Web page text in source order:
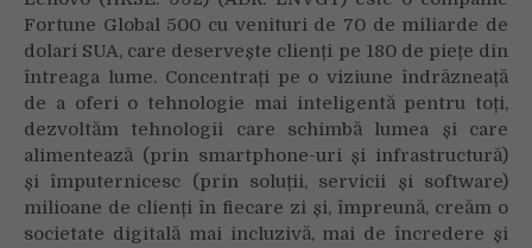
Fortune Global 500 cu venituri de 70 de miliarde de
dolari SUA, care deservește clienți pe 180 de piețe din
întreaga lume. Concentrați pe o viziune îndrăzneață
de a oferi o tehnologie mai inteligentă pentru toți,
dezvoltăm tehnologii care schimbă lumea și care
alimentează (prin smartphone-uri și infrastructură)
și împuternicesc (prin soluții, servicii și software)
milioane de clienți în fiecare zi și, împreună, creăm o
societate digitală mai incluzivă, mai de încredere și